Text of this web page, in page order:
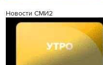
Новости СМИ2